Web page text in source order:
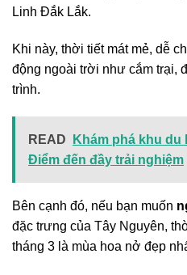
Linh Đắk Lắk.
Khi này, thời tiết mát mẻ, dễ
động ngoài trời như cắm trại,
trình.
READ
Khám phá khu du
Điểm đến đầy trải nghiệm
Bên cạnh đó, nếu bạn muốn
đặc trưng của Tây Nguyên,
tháng 3 là mùa hoa nở đẹp